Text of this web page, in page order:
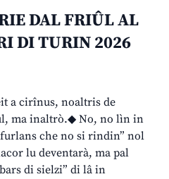
DAL FRIÛL AL
DI TURIN 2026
a cirînus, noaltris de
ma inaltrò.◆ No, no lìn in
che no si rindin” nol
lu deventarà, ma pal
di sielzi” di lâ in